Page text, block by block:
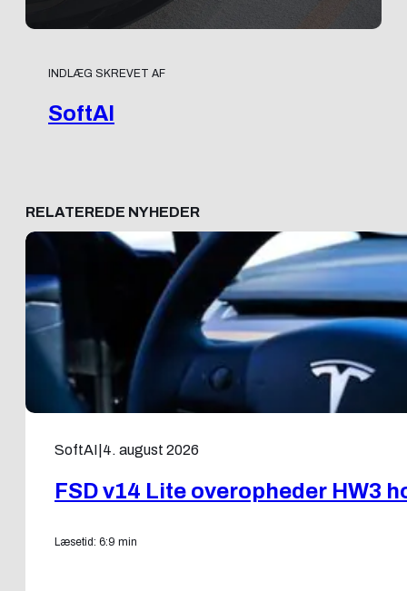
INDLÆG SKREVET AF
SoftAI
RELATEREDE NYHEDER
SoftAI 4. august 2026
FSD v14 Lite overopheder HW3
Læsetid: 6:9 min